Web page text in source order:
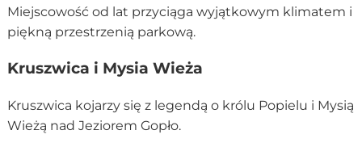
Miejscowość od lat przyciąga wyjątkowym klimatem i
piękną przestrzenią parkową.
Kruszwica i Mysia Wieża
Kruszwica kojarzy się z legendą o królu Popielu i Mysią
Wieżą nad Jeziorem Gopło.